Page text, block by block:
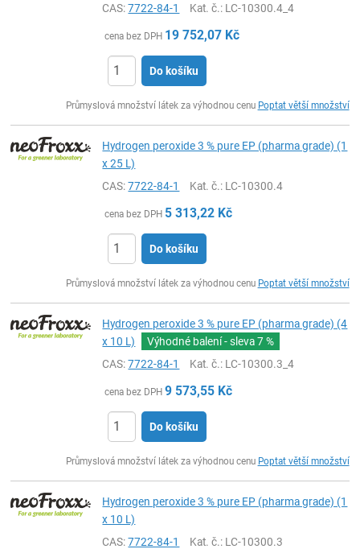
CAS:7722-84-1 Kat. č.: LC-10300.4_4
cena bez DPH 19 752,07 Kč
Do košíku
Průmyslová množství látek za výhodnou cenu Poptat větší množství
Hydrogen peroxide 3 % pure EP (pharma grade) (1
x 25 L)
CAS:7722-84-1 Kat. č.: LC-10300.4
cena bez DPH 5 313,22 Kč
Do košíku
Průmyslová množství látek za výhodnou cenu Poptat větší množství
Hydrogen peroxide 3 % pure EP (pharma grade) (4
x 10 L)
Výhodné balení - sleva7 %
CAS:7722-84-1 Kat. č.: LC-10300.3_4
cena bez DPH 9 573,55 Kč
Do košíku
Průmyslová množství látek za výhodnou cenu Poptat větší množství
Hydrogen peroxide 3 % pure EP (pharma grade) (1
x 10 L)
CAS:7722-84-1 Kat. č.: LC-10300.3